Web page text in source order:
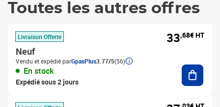
Toutes les autres offres
Livraison Offerte
Neuf
Vendu et expédié parGpasPlus3.77/5(56)
En stock
Expédié sous 2 jours
33,68€ HT